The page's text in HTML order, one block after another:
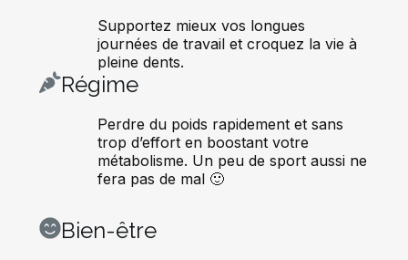
Supportez mieux vos longues
journées de travail et croquez la vie à
pleine dents.
Régime
Perdre du poids rapidement et sans
trop d’effort en boostant votre
métabolisme. Un peu de sport aussi ne
fera pas de mal 🙂
Bien-être